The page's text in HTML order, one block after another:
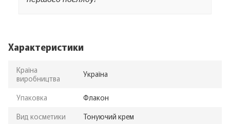
Характеристики
Країна
виробництва
Україна
Упаковка
Флакон
Вид косметики
Тонуючий крем